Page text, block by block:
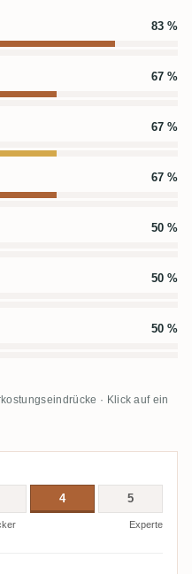
83 %
67 %
67 %
67 %
50 %
50 %
50 %
· Klick auf ein
4 5
Experte